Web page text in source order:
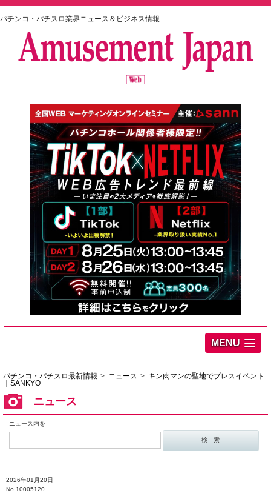
パチンコ・パチスロ業界ニュース＆ビジネス情報
MENU
パチンコ・パチスロ最新情報 ニュース
キン肉マンの聖地でプレスイベント
｜SANKYO
ニュース
ニュース内を
2026年01月20日
No.10005120